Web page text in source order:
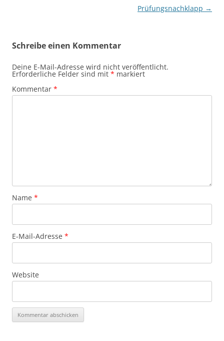
Prüfungsnachklapp →
Schreibe einen Kommentar
Deine E-Mail-Adresse wird nicht veröffentlicht.
Erforderliche Felder sind mit * markiert
Kommentar *
Name *
E-Mail-Adresse *
Website